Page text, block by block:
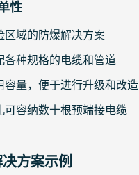
性
区域的防爆解决方案
各种规格的电缆和管道
容量，便于进行升级和改造
可容纳数十根预端接电缆
方案示例